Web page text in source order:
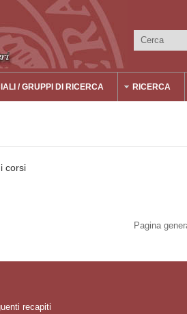
Form di
Cerca
/ GRUPPI DI RICERCA RICERCA
corsi
Pagina
recapiti